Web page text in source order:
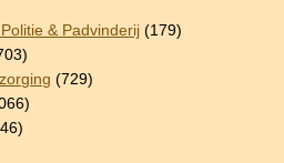
& Padvinderij (179)
(729)